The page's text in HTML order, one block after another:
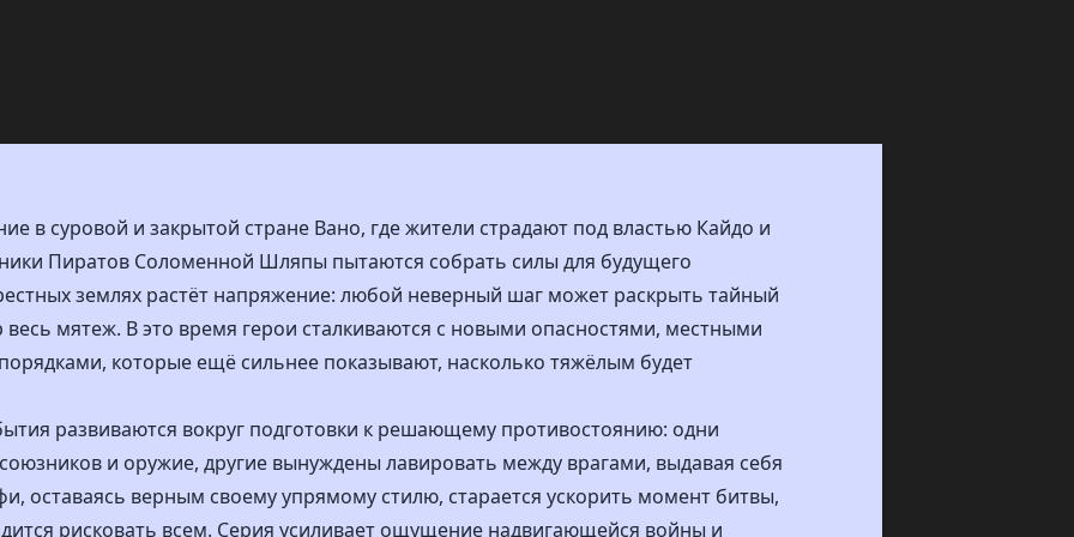
в суровой и закрытой стране Вано, где жители страдают под властью Кайдо и
Пиратов Соломенной Шляпы пытаются собрать силы для будущего
землях растёт напряжение: любой неверный шаг может раскрыть тайный
весь мятеж. В это время герои сталкиваются с новыми опасностями, местными
которые ещё сильнее показывают, насколько тяжёлым будет
развиваются вокруг подготовки к решающему противостоянию: одни
и оружие, другие вынуждены лавировать между врагами, выдавая себя
оставаясь верным своему упрямому стилю, старается ускорить момент битвы,
рисковать всем. Серия усиливает ощущение надвигающейся войны и